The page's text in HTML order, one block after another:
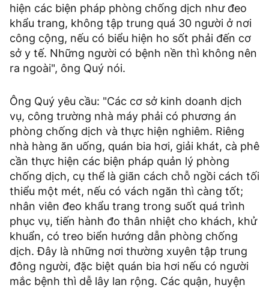
hiện các biện pháp phòng chống dịch như đeo
khẩu trang, không tập trung quá 30 người ở nơi
công cộng, nếu có biểu hiện ho sốt phải đến cơ
sở y tế. Những người có bệnh nền thì không nên
ra ngoài", ông Quý nói.
Ông Quý yêu cầu: "Các cơ sở kinh doanh dịch
vụ, công trường nhà máy phải có phương án
phòng chống dịch và thực hiện nghiêm. Riêng
nhà hàng ăn uống, quán bia hơi, giải khát, cà phê
cần thực hiện các biện pháp quản lý phòng
chống dịch, cụ thể là giãn cách chỗ ngồi cách tối
thiểu một mét, nếu có vách ngăn thì càng tốt;
nhân viên đeo khẩu trang trong suốt quá trình
phục vụ, tiến hành đo thân nhiệt cho khách, khử
khuẩn, có treo biển hướng dẫn phòng chống
dịch. Đây là những nơi thường xuyên tập trung
đông người, đặc biệt quán bia hơi nếu có người
mắc bệnh thì dễ lây lan rộng. Các quận, huyện